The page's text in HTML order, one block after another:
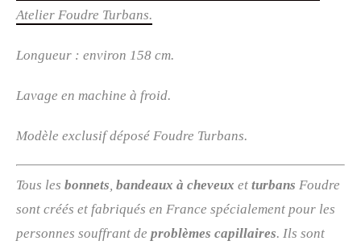
Atelier Foudre Turbans.
Longueur : environ 158 cm.
Lavage en machine à froid.
Modèle exclusif déposé Foudre Turbans.
Tous les bonnets bandeaux à cheveux et turbans Foudre
sont créés et fabriqués en France spécialement pour les
personnes souffrant de problèmes capillaires. Ils sont